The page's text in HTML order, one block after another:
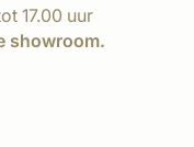
17.00 uur
showroom.